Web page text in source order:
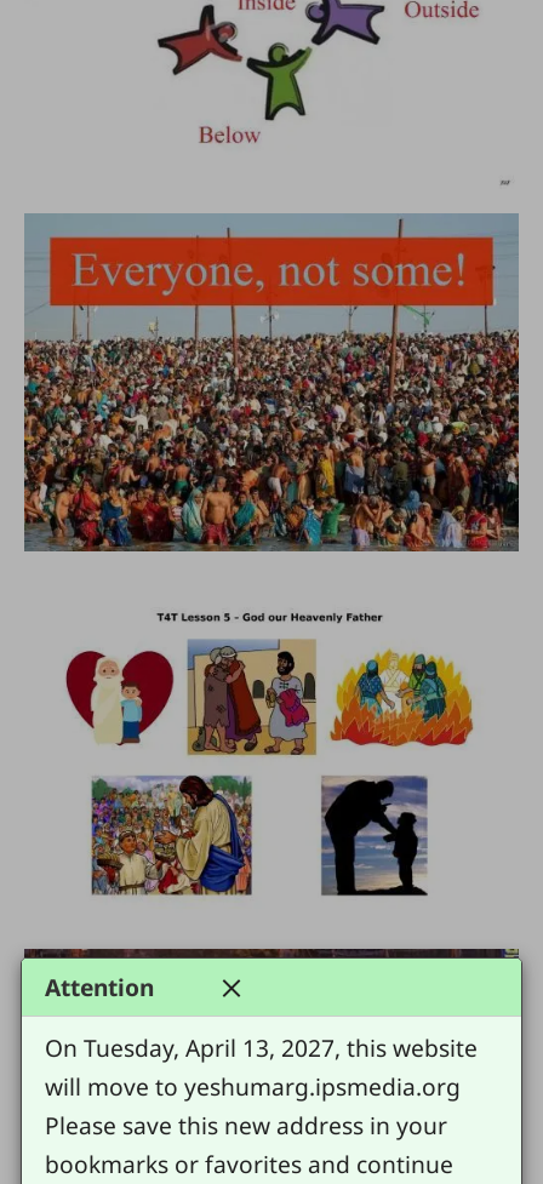
Attention
On Tuesday, April 13, 2027, this website
will move to yeshumarg.ipsmedia.org
Please save this new address in your
bookmarks or favorites and continue